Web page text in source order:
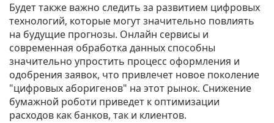
Будет также важно следить за развитием цифровых
технологий, которые могут значительно повлиять
на будущие прогнозы. Онлайн сервисы и
современная обработка данных способны
значительно упростить процесс оформления и
одобрения заявок, что привлечет новое поколение
"цифровых аборигенов" на этот рынок. Снижение
бумажной роботи приведет к оптимизации
расходов как банков, так и клиентов.